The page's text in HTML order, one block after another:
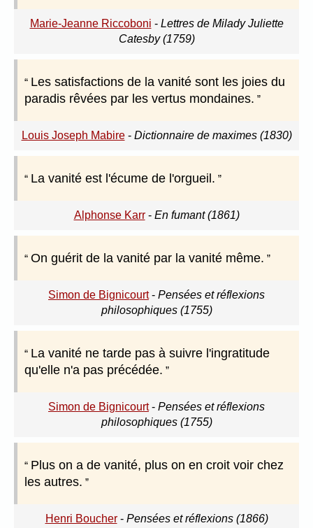
Marie-Jeanne Riccoboni - Lettres de Milady Juliette
Catesby (1759)
Les satisfactions de la vanité sont les joies du
paradis rêvées par les vertus mondaines.
Louis Joseph Mabire- Dictionnaire de maximes (1830)
La vanité est l'écume de l'orgueil.
Alphonse Karr- En fumant (1861)
On guérit de la vanité par la vanité même.
Simon de Bignicourt- Pensées et réflexions
philosophiques (1755)
La vanité ne tarde pas à suivre l'ingratitude
qu'elle n'a pas précédée.
Simon de Bignicourt- Pensées et réflexions
philosophiques (1755)
Plus on a de vanité, plus on en croit voir chez
les autres.
Henri Boucher- Pensées et réflexions (1866)